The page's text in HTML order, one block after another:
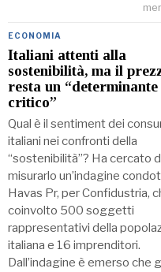
ECONOMIA
Italiani attenti alla
sostenibilità, ma il
resta un “determinante
critico”
Qual è il sentiment dei
italiani nei confronti della
“sostenibilità”? Ha cercato
misurarlo un’indagine
Havas Pr, per Confidustria,
coinvolto 500 soggetti
rappresentativi della
italiana e 16 imprenditori.
Dall’indagine è emerso che